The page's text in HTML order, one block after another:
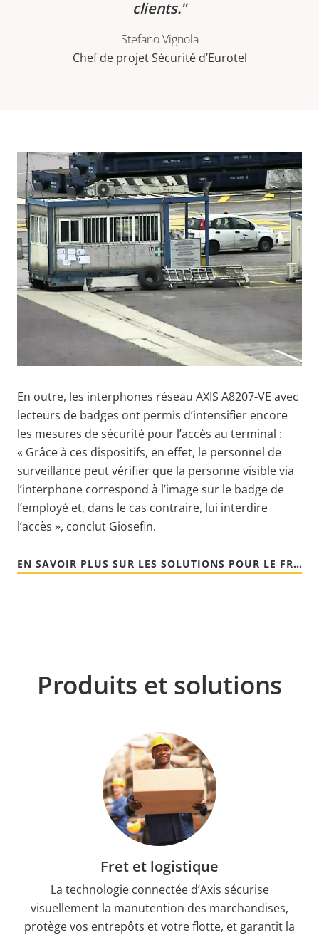
clients.
Stefano Vignola
Chef de projet Sécurité d’Eurotel
En outre, les interphones réseau AXIS A8207-VE avec
lecteurs de badges ont permis d’intensifier encore
les mesures de sécurité pour l’accès au terminal :
« Grâce à ces dispositifs, en effet, le personnel de
surveillance peut vérifier que la personne visible via
l’interphone correspond à l’image sur le badge de
l’employé et, dans le cas contraire, lui interdire
l’accès », conclut Giosefin.
EN SAVOIR PLUS SUR LES SOLUTIONS POUR LE FRET ET LA LOGISTIQUE
Produits et solutions
Fret et logistique
La technologie connectée d’Axis sécurise
visuellement la manutention des marchandises,
protège vos entrepôts et votre flotte, et garantit la